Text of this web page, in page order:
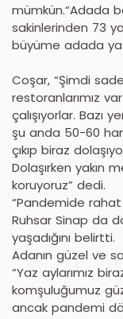
mümkün.“Adada
sakinlerinden 73
büyüme adada
Coşar, “Şimdi
restoranlarımız
çalışıyorlar. Bazı
şu anda 50-60
çıkıp biraz
Dolaşırken yakın
koruyoruz” dedi.
“Pandemide
Ruhsar Sinap da
yaşadığını belirtti.
Adanın güzel ve
“Yaz aylarımız
komşuluğumuz
ancak pandemi